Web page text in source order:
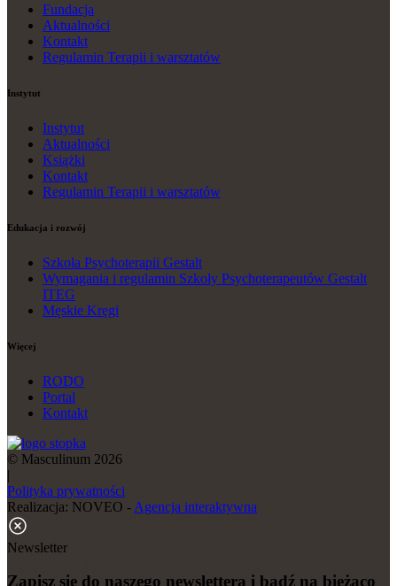
Fundacja
Aktualności
Kontakt
Regulamin Terapii i warsztatów
Instytut
Instytut
Aktualności
Książki
Kontakt
Regulamin Terapii i warsztatów
Edukacja i rozwój
Szkoła Psychoterapii Gestalt
Wymagania i regulamin Szkoły Psychoterapeutów Gestalt
ITEG
Męskie Kręgi
Więcej
RODO
Portal
Kontakt
© Masculinum 2026
|
Polityka prywatności
Realizacja: NOVEO - Agencja interaktywna
Newsletter
Zapisz się do naszego newslettera i bądź na bieżąco